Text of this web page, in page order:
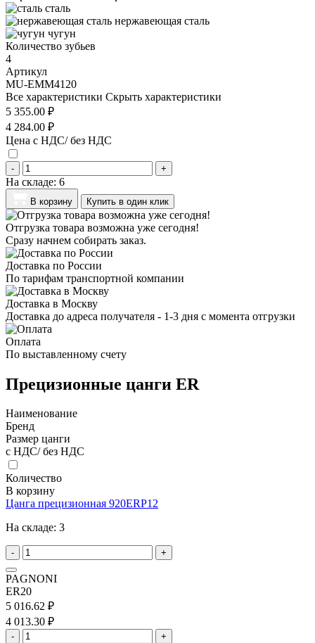
сталь
нержавеющая сталь
чугун
Количество зубьев
4
Артикул
MU-EMM4120
Все характеристики Скрыть характеристики
5 355.00 ₽
4 284.00 ₽
Цена с НДС/ без НДС
- +
На складе: 6
В корзину Купить в один клик
Отгрузка товара возможна уже сегодня!
Сразу начнем собирать заказ.
Доставка по России
По тарифам транспортной компании
Доставка в Москву
Доставка до адреса получателя - 1-3 дня с момента отгрузки
Оплата
По выставленному счету
Прецизионные цанги ER
Наименование
Бренд
Размер цанги
с НДС/ без НДС
Количество
В корзину
Цанга прецизионная 920ERP12
На складе: 3
- +
PAGNONI
ER20
5 016.62 ₽
4 013.30 ₽
- +